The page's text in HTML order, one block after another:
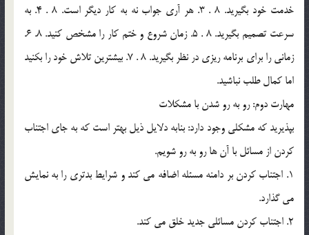
خدمت خود بگيريد. 8 . 3. هر آري جواب نه به کار ديگر است. 8 . 4. به
سرعت تصميم بگيريد. 8 . 5. زمان شروع و ختم کار را مشخص کنيد. 8. 6.
زماني را براي برنامه ريزي در نظر بگيريد. 8 . 7. بيشترين تلاش خود را بکنيد
اما کمال طلب نباشيد.
مهارت دوم: رو به رو شدن با مشکلات
بپذيريد که مشکلي وجود دارد: بنابه دلايل ذيل بهتر است که به جاي اجتناب
کردن از مسائل با آن ها رو به رو شويم.
1. اجتناب کردن بر دامنه مسئله اضافه مي کند و شرايط بدتري را به نمايش
مي گذارد.
2. اجتناب کردن مسائلي جديد خلق مي کند.